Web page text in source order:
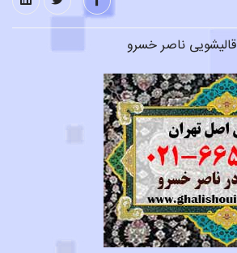
قالیشویی ناصر خسرو